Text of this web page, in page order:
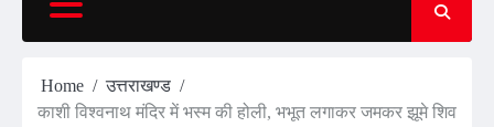
Home
उत्तराखण्ड
काशी विश्वनाथ मंदिर में भस्म की होली, भभूत लगाकर जमकर झूमे शिव